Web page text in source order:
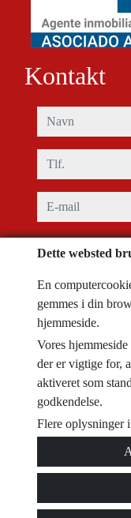
Kontakt
navn
tlf.
e-mail
Akcepter konditioner
besked
Captcha
Dette websted
En
gemmes i din
hjemmeside.
Vores
der er vigtige for,
aktiveret som
godkendelse.
Flere oplysninger